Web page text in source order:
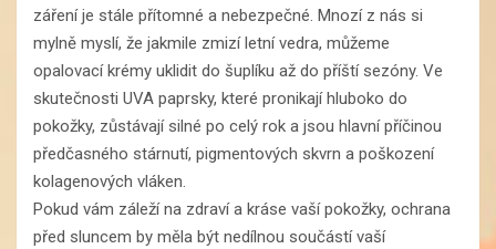
záření je stále přítomné a nebezpečné. Mnozí z nás si
mylně myslí, že jakmile zmizí letní vedra, můžeme
opalovací krémy uklidit do šuplíku až do příští sezóny. Ve
skutečnosti UVA paprsky, které pronikají hluboko do
pokožky, zůstávají silné po celý rok a jsou hlavní příčinou
předčasného stárnutí, pigmentových skvrn a poškození
kolagenových vláken.
Pokud vám záleží na zdraví a kráse vaší pokožky, ochrana
před sluncem by měla být nedílnou součástí vaší